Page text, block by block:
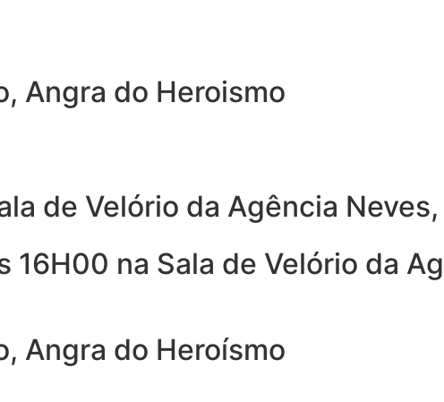
Angra do Heroismo
de Velório da Agência
na Sala de Velório da
Angra do Heroísmo